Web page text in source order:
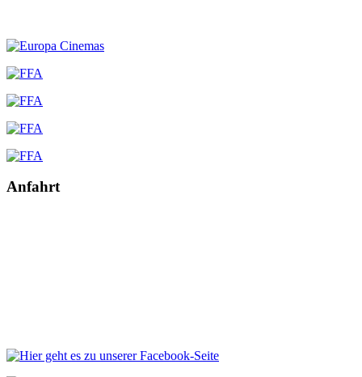
Anfahrt